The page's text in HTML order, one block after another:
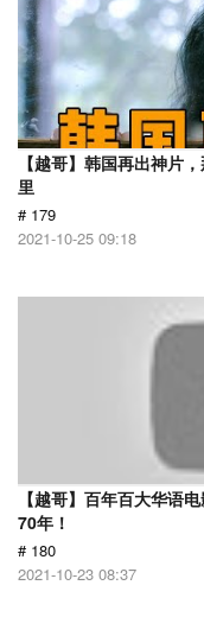
【越哥】韩国再出神片
里
# 179
2021-10-25 09:18
【越哥】百年百大华语
70年！
# 180
2021-10-23 08:37